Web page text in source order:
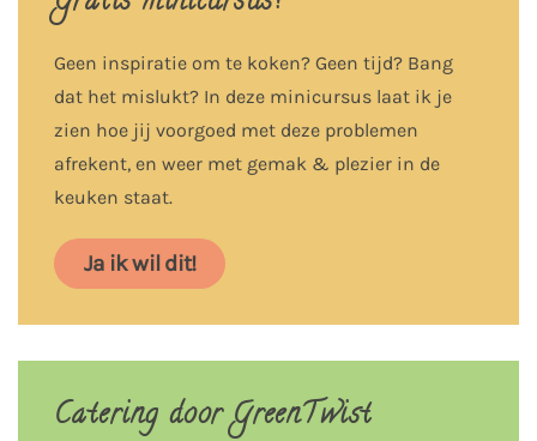
Geen inspiratie om te koken? Geen tijd? Bang
dat het mislukt? In deze minicursus laat ik je
zien hoe jij voorgoed met deze problemen
afrekent, en weer met gemak & plezier in de
keuken staat.
Ja ik wil dit!
Catering door GreenTwist